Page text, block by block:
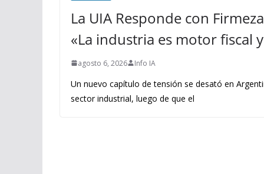
La UIA Responde con
«La industria es motor fiscal
agosto 6, 2026 Info IA
Un nuevo capítulo de tensión se desató en
sector industrial, luego de que el